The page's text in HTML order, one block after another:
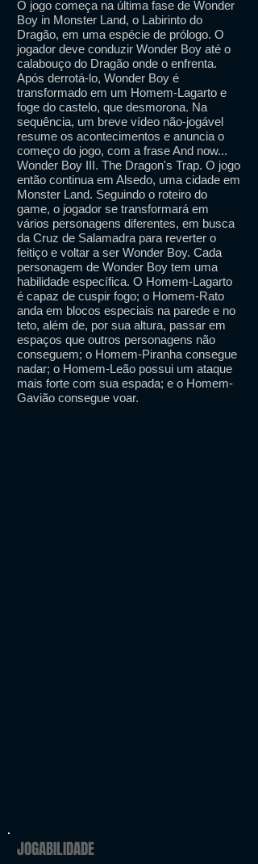
O jogo começa na última fase de Wonder
Boy in Monster Land, o Labirinto do
Dragão, em uma espécie de prólogo. O
jogador deve conduzir Wonder Boy até o
calabouço do Dragão onde o enfrenta.
Após derrotá-lo, Wonder Boy é
transformado em um Homem-Lagarto e
foge do castelo, que desmorona. Na
sequência, um breve vídeo não-jogável
resume os acontecimentos e anuncia o
começo do jogo, com a frase And now...
Wonder Boy III. The Dragon's Trap. O jogo
então continua em Alsedo, uma cidade em
Monster Land. Seguindo o roteiro do
game, o jogador se transformará em
vários personagens diferentes, em busca
da Cruz de Salamadra para reverter o
feitiço e voltar a ser Wonder Boy. Cada
personagem de Wonder Boy tem uma
habilidade específica. O Homem-Lagarto
é capaz de cuspir fogo; o Homem-Rato
anda em blocos especiais na parede e no
teto, além de, por sua altura, passar em
espaços que outros personagens não
conseguem; o Homem-Piranha consegue
nadar; o Homem-Leão possui um ataque
mais forte com sua espada; e o Homem-
Gavião consegue voar.
JOGABILIDADE